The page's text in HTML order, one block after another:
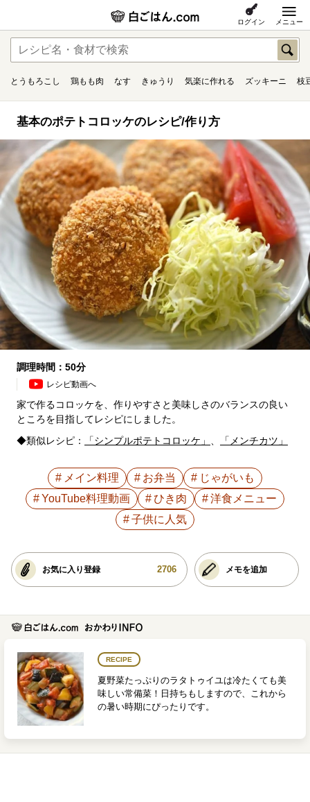
ログイン メニュー
とうもろこし 鶏もも肉 なす きゅうり 気楽に作れる ズッキーニ 枝
基本のポテトコロッケのレシピ/作り方
調理時間：50分
レシピ動画へ
家で作るコロッケを、作りやすさと美味しさのバランスの良い
ところを目指してレシピにしました。
◆類似レシピ：
「シンプルポテトコロッケ」 「メンチカツ」
メイン料理 お弁当
じゃがいも
YouTube料理動画
ひき肉
洋食メニュー
子供に人気
お気に入り登録 2706 メモを追加
RECIPE
夏野菜たっぷりのラタトゥイユは冷たくても美
味しい常備菜！日持ちもしますので、これから
の暑い時期にぴったりです。